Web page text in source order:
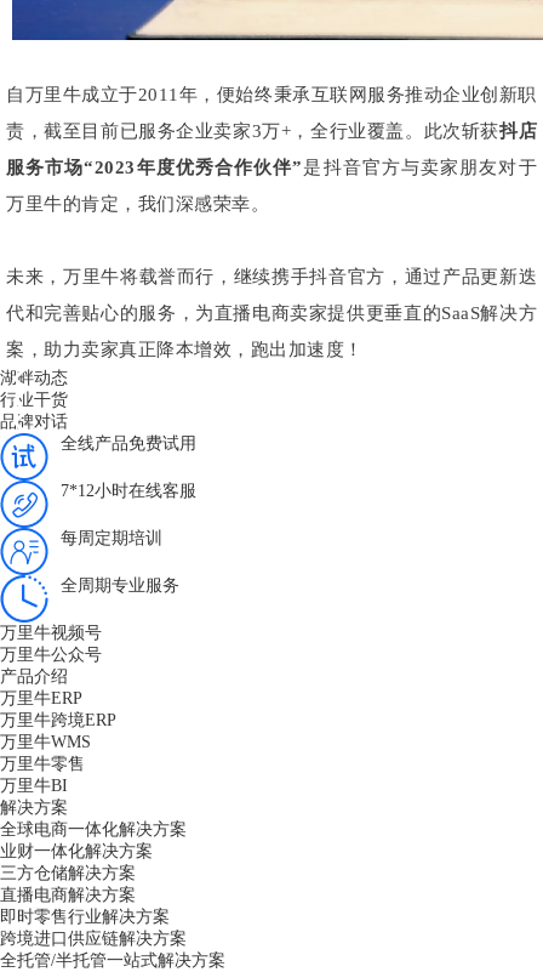
自万里牛成立于2011年，便始终秉承互联网服务推动企业创新职
责，截至目前已服务企业卖家3万+，全行业覆盖。此次斩获抖店
服务市场“2023年度优秀合作伙伴”是抖音官方与卖家朋友对于
万里牛的肯定，我们深感荣幸。
未来，万里牛将载誉而行，继续携手抖音官方，通过产品更新迭
代和完善贴心的服务，为直播电商卖家提供更垂直的SaaS解决方
案，助力卖家真正降本增效，跑出加速度！
湖畔动态
行业干货
品牌对话
全线产品免费试用
7*12小时在线客服
每周定期培训
全周期专业服务
万里牛视频号
万里牛公众号
产品介绍
万里牛ERP
万里牛跨境ERP
万里牛WMS
万里牛零售
万里牛BI
解决方案
全球电商一体化解决方案
业财一体化解决方案
三方仓储解决方案
直播电商解决方案
即时零售行业解决方案
跨境进口供应链解决方案
全托管/半托管一站式解决方案